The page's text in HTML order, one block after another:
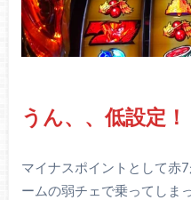
うん、、低設定！
マイナスポイントとして赤
ームの弱チェで乗ってしま